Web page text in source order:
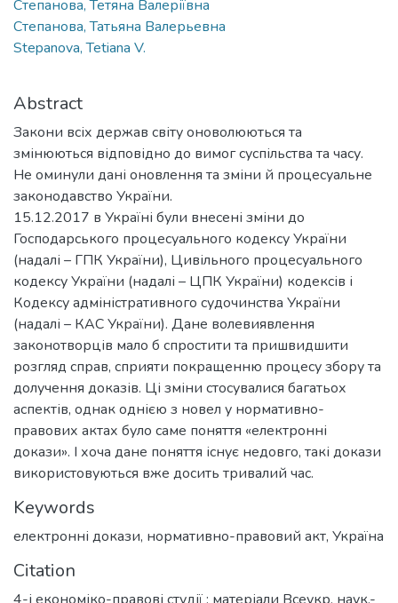
Степанова, Тетяна Валеріївна
Степанова, Татьяна Валерьевна
Stepanova, Tetiana V.
Abstract
Закони всіх держав світу оноволюються та
змінюються відповідно до вимог суспільства та часу.
Не оминули дані оновлення та зміни й процесуальне
законодавство України.
15.12.2017 в Україні були внесені зміни до
Господарського процесуального кодексу України
(надалі – ГПК України), Цивільного процесуального
кодексу України (надалі – ЦПК України) кодексів і
Кодексу адміністративного судочинства України
(надалі – КАС України). Дане волевиявлення
законотворців мало б спростити та пришвидшити
розгляд справ, сприяти покращенню процесу збору та
долучення доказів. Ці зміни стосувалися багатьох
аспектів, однак однією з новел у нормативно-
правових актах було саме поняття «електронні
докази». І хоча дане поняття існує недовго, такі докази
використовуються вже досить тривалий час.
Keywords
електронні докази, нормативно-правовий акт, Україна
Citation